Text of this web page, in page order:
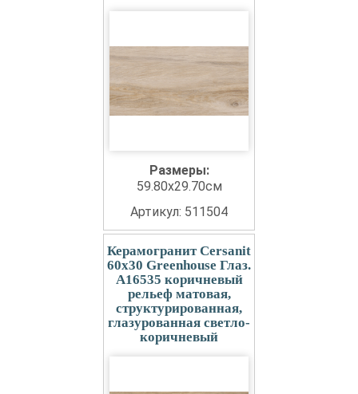
Размеры:
59.80x29.70см
Артикул: 511504
Керамогранит Cersanit
60x30 Greenhouse Глаз.
A16535 коричневый
рельеф матовая,
структурированная,
глазурованная светло-
коричневый